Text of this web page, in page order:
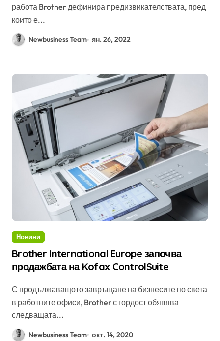
работа Brother дефинира предизвикателствата, пред
които е...
Newbusiness Team ян. 26, 2022
Новини
Brother International Europe започва
продажбата на Kofax ControlSuite
С продължаващото завръщане на бизнесите по света
в работните офиси, Brother с гордост обявява
следващата...
Newbusiness Team окт. 14, 2020